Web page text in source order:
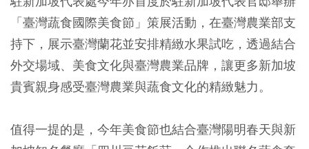
「臺灣蔬食國際美食節」策展活動，在臺灣農業部支
持下，展示臺灣蘭花並安排精緻水果試吃，透過結合
外交場域、美食文化與臺灣農業品牌，讓更多新加坡
貴賓親身感受臺灣農業與蔬食文化的精緻魅力。
值得一提的是，今年美食節也結合臺灣陽明春天與新